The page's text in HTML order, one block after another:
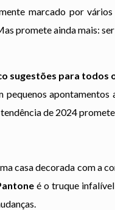
marcado por
promete ainda mais:
sugestões para todos
pequenos apontamentos
de 2024
casa decorada com a
é o truque